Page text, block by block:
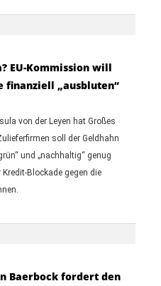
EU-Kommission will
finanziell „ausbluten“
von der Leyen hat Großes
soll der Geldhahn
und „nachhaltig“ genug
Blockade gegen die
Baerbock fordert den